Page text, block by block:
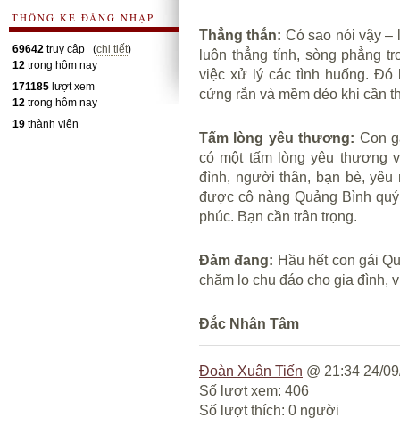
THÔNG KÊ ĐĂNG NHẬP
69642 truy cập (chi tiết)
12 trong hôm nay
171185 lượt xem
12 trong hôm nay
19 thành viên
Thẳng thắn: Có sao nói vậy –
luôn thẳng tính, sòng phẳng
việc xử lý các tình huống.
cứng rắn và mềm dẻo khi cần
Tấm lòng yêu thương: Con
có một tấm lòng yêu thương
đình, người thân, bạn bè,
được cô nàng Quảng Bình
phúc. Bạn cần trân trọng.
Đảm đang: Hầu hết con gái
chăm lo chu đáo cho gia đình,
Đắc Nhân Tâm
Đoàn Xuân Tiến @ 21:34 24/
Số lượt xem: 406
Số lượt thích: 0 người